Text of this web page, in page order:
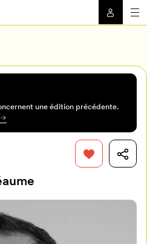
une édition précédente.